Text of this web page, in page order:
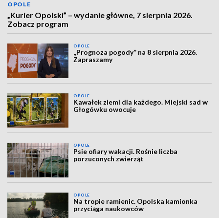
OPOLE
„Kurier Opolski” – wydanie główne, 7 sierpnia 2026.
Zobacz program
OPOLE
„Prognoza pogody” na 8 sierpnia 2026.
Zapraszamy
OPOLE
Kawałek ziemi dla każdego. Miejski sad w
Głogówku owocuje
OPOLE
Psie ofiary wakacji. Rośnie liczba
porzuconych zwierząt
OPOLE
Na tropie ramienic. Opolska kamionka
przyciąga naukowców